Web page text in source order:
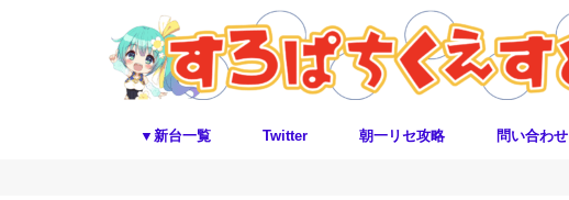
▼新台一覧 Twitter 朝一リセ攻略 問い合わせ